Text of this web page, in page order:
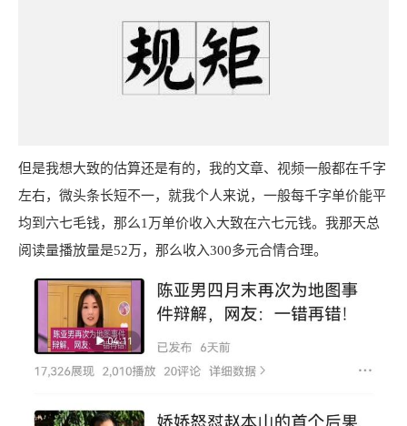
但是我想大致的估算还是有的，我的文章、视频一般都在千字
左右，微头条长短不一，就我个人来说，一般每千字单价能平
均到六七毛钱，那么1万单价收入大致在六七元钱。我那天总
阅读量播放量是52万，那么收入300多元合情合理。